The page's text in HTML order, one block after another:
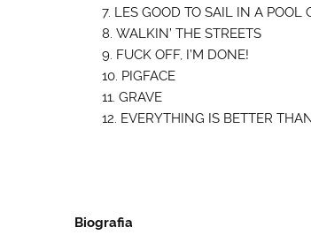
LES GOOD TO SAIL IN A POOL
WALKIN’ THE STREETS
FUCK OFF, I’M DONE!
PIGFACE
GRAVE
EVERYTHING IS BETTER
Biografia